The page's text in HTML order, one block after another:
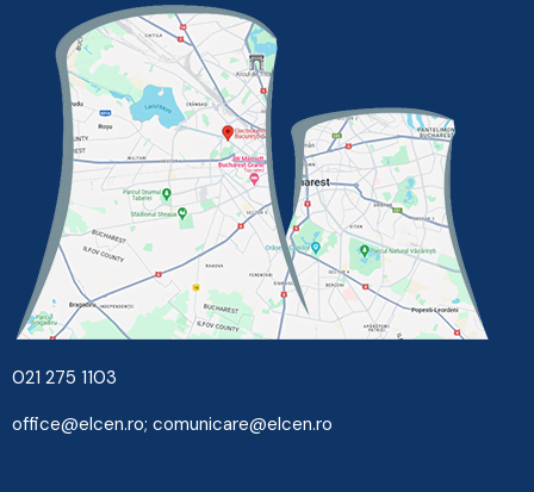
021 275 1103
office@elcen.ro; comunicare@elcen.ro